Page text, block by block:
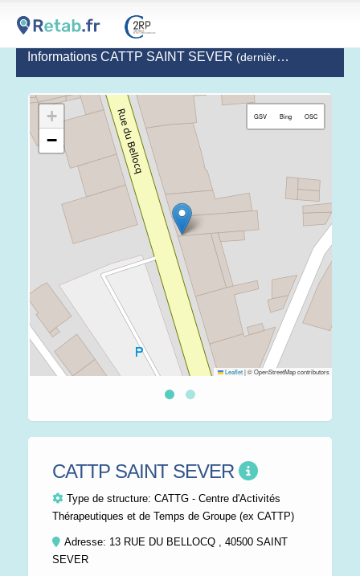
Informations CATTP SAINT SEVER (dernière mise à jour le 2020-12-09)
+
−
GSV Bing OSC
Leaflet|© OpenStreetMap contributors
CATTP SAINT SEVER
Type de structure: CATTG - Centre d'Activités
Thérapeutiques et de Temps de Groupe (ex CATTP)
Adresse: 13 RUE DU BELLOCQ , 40500 SAINT
SEVER